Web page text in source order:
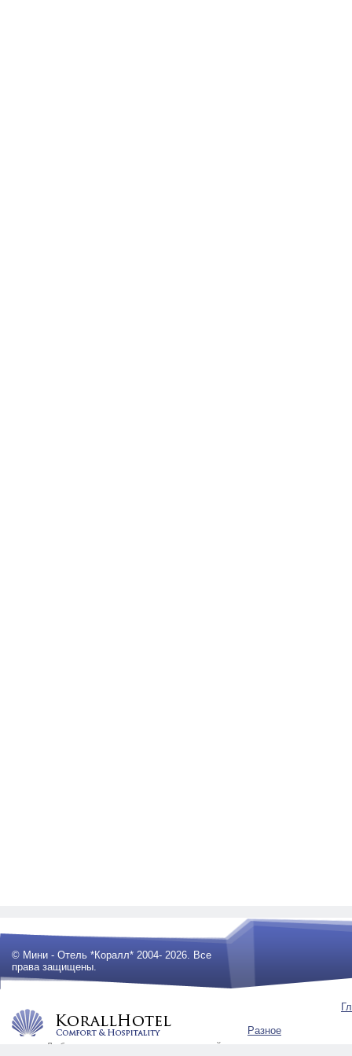
© Мини - Отель *Коралл* 2004- 2026. Все
права защищены.
Любое использование материалов сайта
Разное